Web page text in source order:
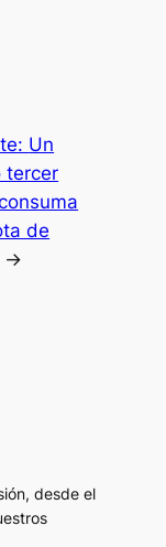
Un
tercer
de
→
desde el